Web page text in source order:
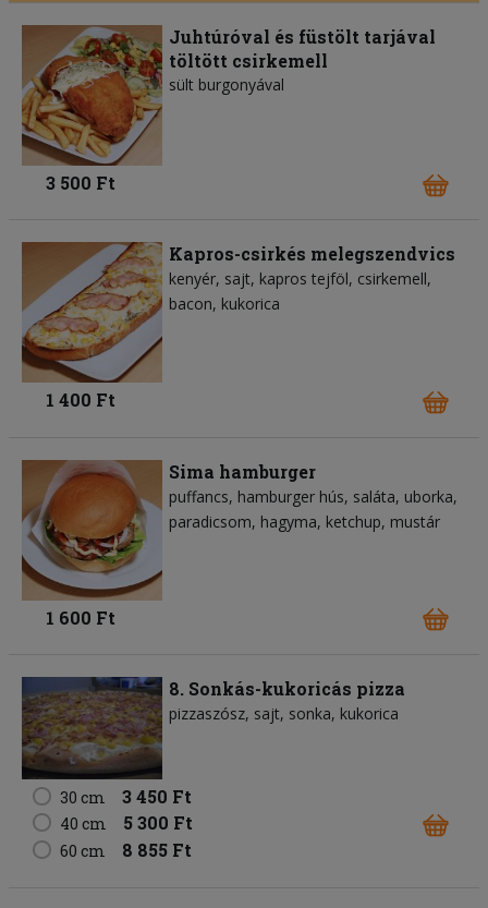
Juhtúróval és füstölt tarjával
töltött csirkemell
sült burgonyával
3 500 Ft
Kapros-csirkés melegszendvics
kenyér sajt kapros tejföl csirkemell
bacon kukorica
1 400 Ft
Sima hamburger
puffancs hamburger hús saláta uborka
paradicsom hagyma ketchup mustár
1 600 Ft
8. Sonkás-kukoricás pizza
pizzaszósz sajt sonka kukorica
30 cm 3 450 Ft
40 cm 5 300 Ft
60 cm 8 855 Ft